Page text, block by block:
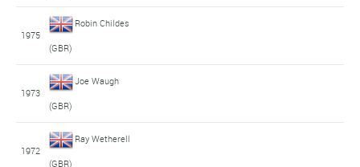
1975
Robin Childes
(GBR)
1973
Joe Waugh
(GBR)
1972
Ray Wetherell
(GBR)